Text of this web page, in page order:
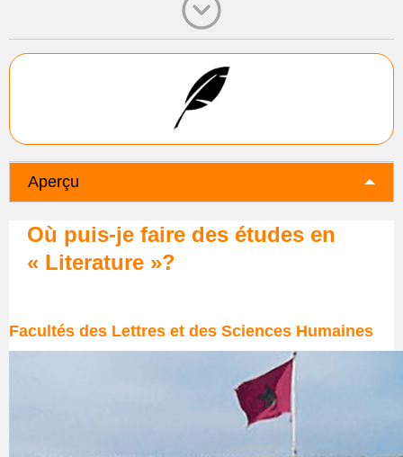
Aperçu
Où puis-je faire des études en
« Literature »?
Facultés des Lettres et des Sciences Humaines